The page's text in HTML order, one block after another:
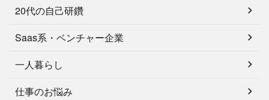
20代の自己研鑽
Saas系・ベンチャー企業
一人暮らし
仕事のお悩み